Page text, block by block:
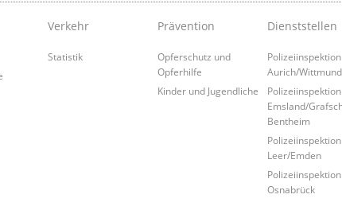
Verkehr
Statistik
Prävention
Opferschutz und
Opferhilfe
Kinder und Jugendliche
Dienststellen
Polizeiinspektion
Aurich/Wittmund
Polizeiinspektion
Emsland/
Bentheim
Polizeiinspektion
Leer/Emden
Polizeiinspektion
Osnabrück